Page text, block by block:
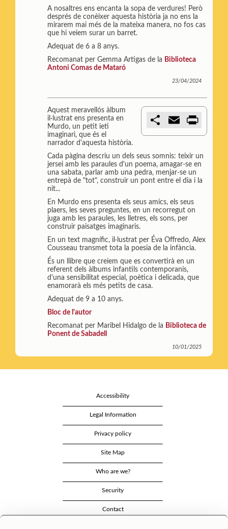
A nosaltres ens encanta la sopa de verdures! Però
després de conèixer aquesta història ja no ens la
mirarem mai més de la mateixa manera, no fos cas
que hi veiem surar un barret.
Adequat de 6 a 8 anys.
Recomanat per Gemma Artigas de la Biblioteca
Antoni Comas de Mataró
23/04/2024
r
t
i
r
m
Aquest meravellós àlbum
il·lustrat ens presenta en
Murdo, un petit ieti
imaginari, que és el
narrador d'aquesta història.
Cada pàgina descriu un dels seus somnis: teixir un
jersei amb les paraules d'un poema, amagar-se en
una sabata, parlar amb una pedra, menjar-se un
entrepà de "tot", construir un pont entre el dia i la
nit...
En Murdo ens presenta els seus amics, els seus
plaers, les seves preguntes, en un recorregut on
juga amb les paraules, les lletres, els sons, per
construir paisatges imaginaris.
En un text magnífic, il·lustrat per Éva Offredo, Alex
Cousseau transmet tota la poesia de la infància.
És un llibre que creiem que es convertirà en un
referent dels àlbums infantils contemporanis,
d'una sensibilitat especial, poètica i delicada, que
enamorarà els més petits de casa.
Adequat de 9 a 10 anys.
Bloc de l'autor
Recomanat per Maribel Hidalgo de la Biblioteca de
Ponent de Sabadell
10/01/2025
Accessibility
Legal Information
Privacy policy
Site Map
Who are we?
Security
Contact